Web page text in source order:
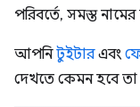
পরিবর্তে, সমস্ত
আপনিটুইটারএবং
দেখতে কেমন হবে তা